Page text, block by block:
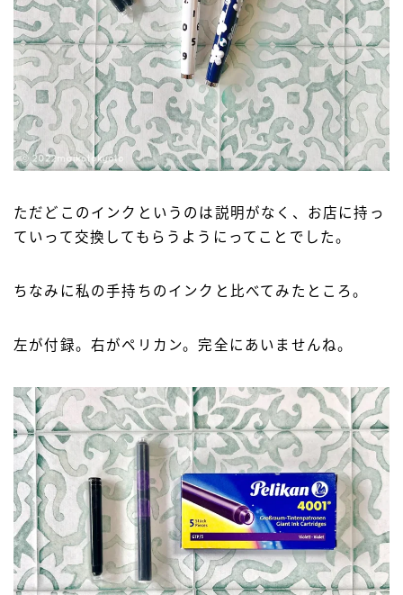
ただどこのインクというのは説明がなく、お店に持っ
ていって交換してもらうようにってことでした。
ちなみに私の手持ちのインクと比べてみたところ。
左が付録。右がペリカン。完全にあいませんね。